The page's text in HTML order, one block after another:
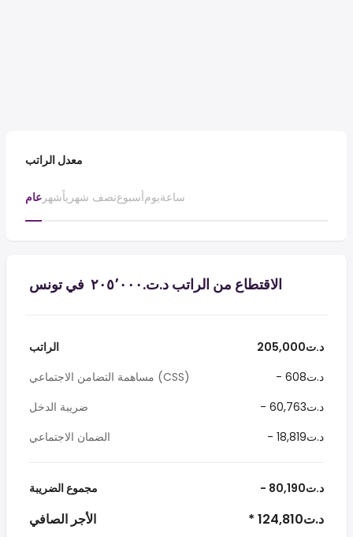
معدل الراتب
عام شهرنصف شهرياًأسبوعيومساعة
الاقتطاع من الراتب د.ت.‏٢٠٥٬٠٠٠ ‏ في تونس
الراتب
205,000د.ت
مساهمة التضامن الاجتماعي (CSS)
- 608د.ت
ضريبة الدخل
- 60,763د.ت
الضمان الاجتماعي
- 18,819د.ت
مجموع الضريبة - 80,190د.ت
الأجر الصافي * 124,810د.ت